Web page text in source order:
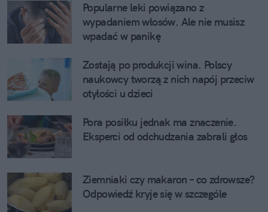
Popularne leki powiązano z
wypadaniem włosów. Ale nie musisz
wpadać w panikę
Zostają po produkcji wina. Polscy
naukowcy tworzą z nich napój przeciw
otyłości u dzieci
Pora posiłku jednak ma znaczenie.
Eksperci od odchudzania zabrali głos
Ziemniaki czy makaron – co zdrowsze?
Odpowiedź kryje się w szczególe